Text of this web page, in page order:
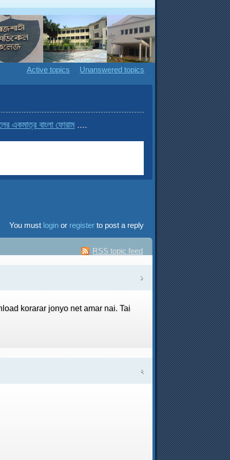
Active topics Unanswered topics
বাংলা ফোরাম....
You must loginor registerto post a reply
RSS topic feed
১
korarar jonyo net amar nai. Tai
২